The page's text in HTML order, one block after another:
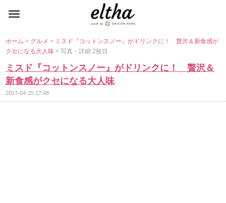
ホーム> グルメ> ミスド『コットンスノー』がドリンクに！ 贅沢＆新食感が
クセになる大人味> 写真・詳細 2枚目
ミスド『コットンスノー』がドリンクに！ 贅沢＆
新食感がクセになる大人味
2017-04-25 17:48